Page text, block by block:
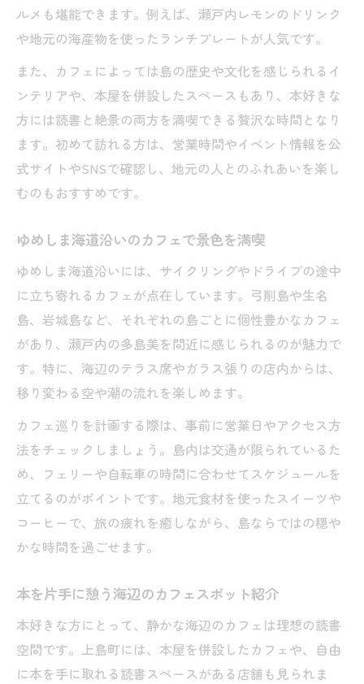
ルメも堪能できます。例えば、瀬戸内レモンのドリンク
や地元の海産物を使ったランチプレートが人気です。
また、カフェによっては島の歴史や文化を感じられるイ
ンテリアや、本屋を併設したスペースもあり、本好きな
方には読書と絶景の両方を満喫できる贅沢な時間となり
ます。初めて訪れる方は、営業時間やイベント情報を公
式サイトやSNSで確認し、地元の人とのふれあいを楽し
むのもおすすめです。
ゆめしま海道沿いのカフェで景色を満喫
ゆめしま海道沿いには、サイクリングやドライブの途中
に立ち寄れるカフェが点在しています。弓削島や生名
島、岩城島など、それぞれの島ごとに個性豊かなカフェ
があり、瀬戸内の多島美を間近に感じられるのが魅力で
す。特に、海辺のテラス席やガラス張りの店内からは、
移り変わる空や潮の流れを楽しめます。
カフェ巡りを計画する際は、事前に営業日やアクセス方
法をチェックしましょう。島内は交通が限られているた
め、フェリーや自転車の時間に合わせてスケジュールを
立てるのがポイントです。地元食材を使ったスイーツや
コーヒーで、旅の疲れを癒しながら、島ならではの穏や
かな時間を過ごせます。
本を片手に憩う海辺のカフェスポット紹介
本好きな方にとって、静かな海辺のカフェは理想の読書
空間です。上島町には、本屋を併設したカフェや、自由
に本を手に取れる読書スペースがある店舗も見られま